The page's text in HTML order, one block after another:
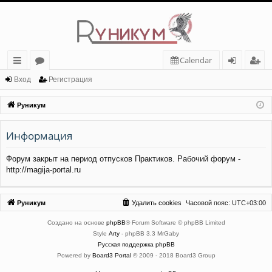
с
ы
лк
и
о
ру
м
ы
Calendar
д
ис
тр
Вход Регистрация
Руникум
Информация
Форум закрыт на период отпусков Практиков. Рабочий форум -
http://magija-portal.ru
Руникум Часовой пояс: UTC+03:00
Удалить cookies
Создано на основе phpBB® Forum Software © phpBB Limited
Style Arty - phpBB 3.3 MrGaby
Русская поддержка phpBB
Powered by Board3 Portal© 2009 - 2018 Board3 Group